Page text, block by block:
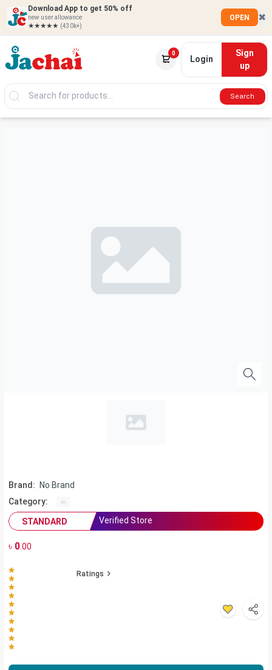
Download App to get 50% off
new user allowance
★★★★★ (430k+)
OPEN ✖
0
Login
Sign
up
Search
Brand:
No Brand
Category:
STANDARD
Verified Store
৳ 0.00
Ratings